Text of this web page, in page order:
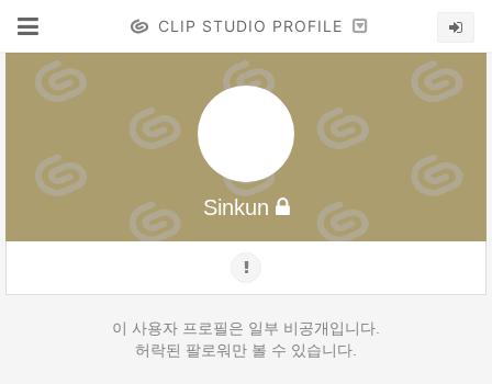
CLIP STUDIO PROFILE
Sinkun
이 사용자 프로필은 일부 비공개입니다.
허락된 팔로워만 볼 수 있습니다.